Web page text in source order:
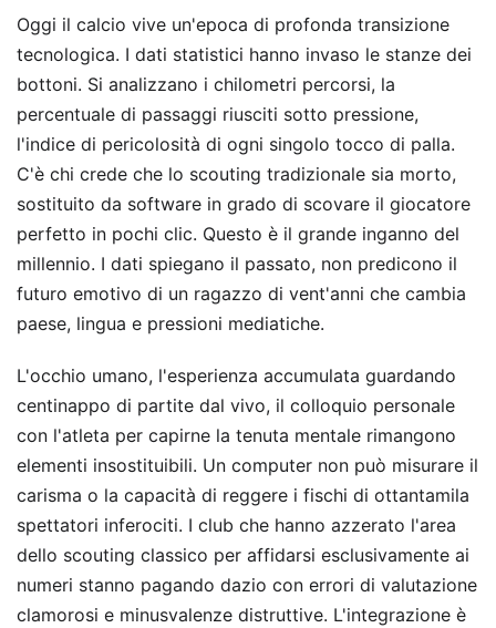
Oggi il calcio vive un'epoca di profonda transizione
tecnologica. I dati statistici hanno invaso le stanze dei
bottoni. Si analizzano i chilometri percorsi, la
percentuale di passaggi riusciti sotto pressione,
l'indice di pericolosità di ogni singolo tocco di palla.
C'è chi crede che lo scouting tradizionale sia morto,
sostituito da software in grado di scovare il giocatore
perfetto in pochi clic. Questo è il grande inganno del
millennio. I dati spiegano il passato, non predicono il
futuro emotivo di un ragazzo di vent'anni che cambia
paese, lingua e pressioni mediatiche.
L'occhio umano, l'esperienza accumulata guardando
centinappo di partite dal vivo, il colloquio personale
con l'atleta per capirne la tenuta mentale rimangono
elementi insostituibili. Un computer non può misurare il
carisma o la capacità di reggere i fischi di ottantamila
spettatori inferociti. I club che hanno azzerato l'area
dello scouting classico per affidarsi esclusivamente ai
numeri stanno pagando dazio con errori di valutazione
clamorosi e minusvalenze distruttive. L'integrazione è